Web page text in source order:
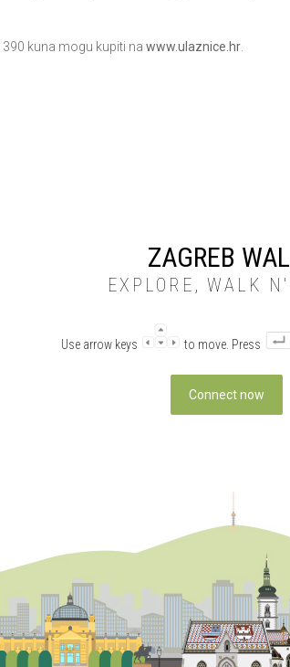
kuna mogu kupiti na www.ulaznice.hr.
ZAGREB
EXPLORE, WALK
Use arrow keys to move. Press
Connect now